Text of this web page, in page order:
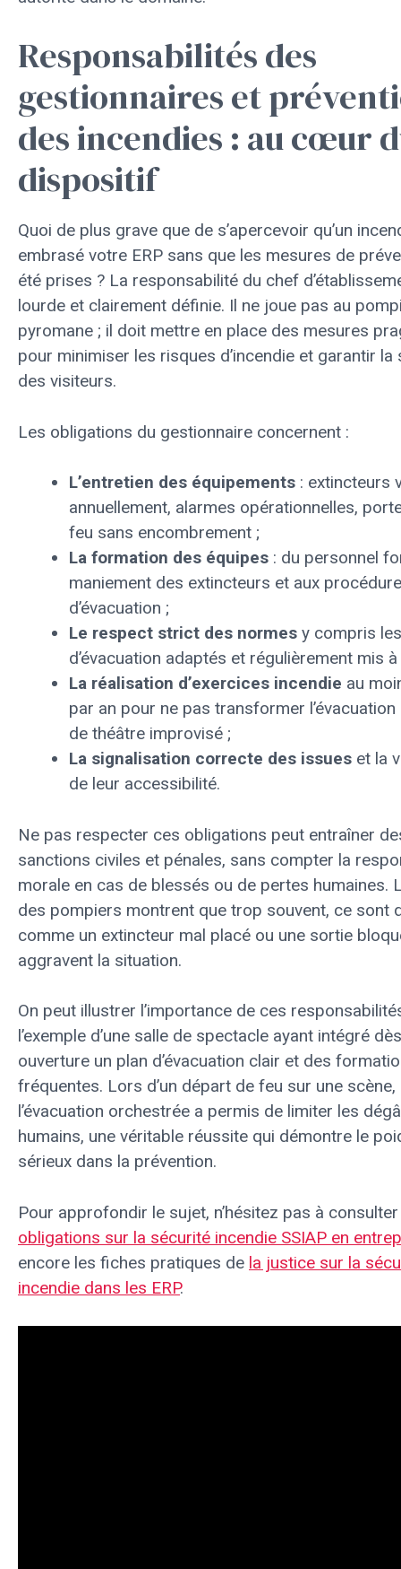
Responsabilités des
gestionnaires et
des incendies : au cœur
dispositif
Quoi de plus grave que de s’apercevoir qu’un
embrasé votre ERP sans que les mesures de
été prises ? La responsabilité du chef
lourde et clairement définie. Il ne joue pas au
pyromane ; il doit mettre en place des mesures
pour minimiser les risques d’incendie et garantir la
des visiteurs.
Les obligations du gestionnaire concernent :
L’entretien des équipements : extincteurs
annuellement, alarmes opérationnelles,
feu sans encombrement ;
La formation des équipes : du personnel
maniement des extincteurs et aux
d’évacuation ;
Le respect strict des normes y compris
d’évacuation adaptés et régulièrement mis
La réalisation d’exercices incendie au
par an pour ne pas transformer l’évacuation
de théâtre improvisé ;
La signalisation correcte des issues et la
de leur accessibilité.
Ne pas respecter ces obligations peut entraîner
sanctions civiles et pénales, sans compter la
morale en cas de blessés ou de pertes humaines.
des pompiers montrent que trop souvent, ce sont
comme un extincteur mal placé ou une sortie
aggravent la situation.
On peut illustrer l’importance de ces
l’exemple d’une salle de spectacle ayant intégré
ouverture un plan d’évacuation clair et des
fréquentes. Lors d’un départ de feu sur une scène,
l’évacuation orchestrée a permis de limiter les
humains, une véritable réussite qui démontre le
sérieux dans la prévention.
Pour approfondir le sujet, n’hésitez pas à
obligations sur la sécurité incendie SSIAP en
encore les fiches pratiques de la justice sur la
incendie dans les ERP.